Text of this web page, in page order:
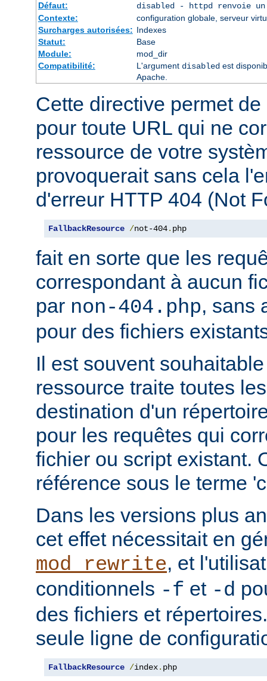
Défaut:
disabled - httpd renvoie un
Contexte:
configuration globale, serveur
Surcharges autorisées: Indexes
Statut:
Base
Module:
mod_dir
Compatibilité:
L'argument disabledest
Apache.
Cette directive permet
pour toute URL qui ne
ressource de votre
provoquerait sans cela
d'erreur HTTP 404 (Not
FallbackResource /not-404. php
fait en sorte que les
correspondant à aucun
par non-404.php, sans
pour des fichiers
Il est souvent
ressource traite toutes
destination d'un
pour les requêtes qui
fichier ou script existant.
référence sous le terme
Dans les versions plus
cet effet nécessitait en
mod_rewrite, et
conditionnels -f et -d
des fichiers et
seule ligne de
FallbackResource /index. php